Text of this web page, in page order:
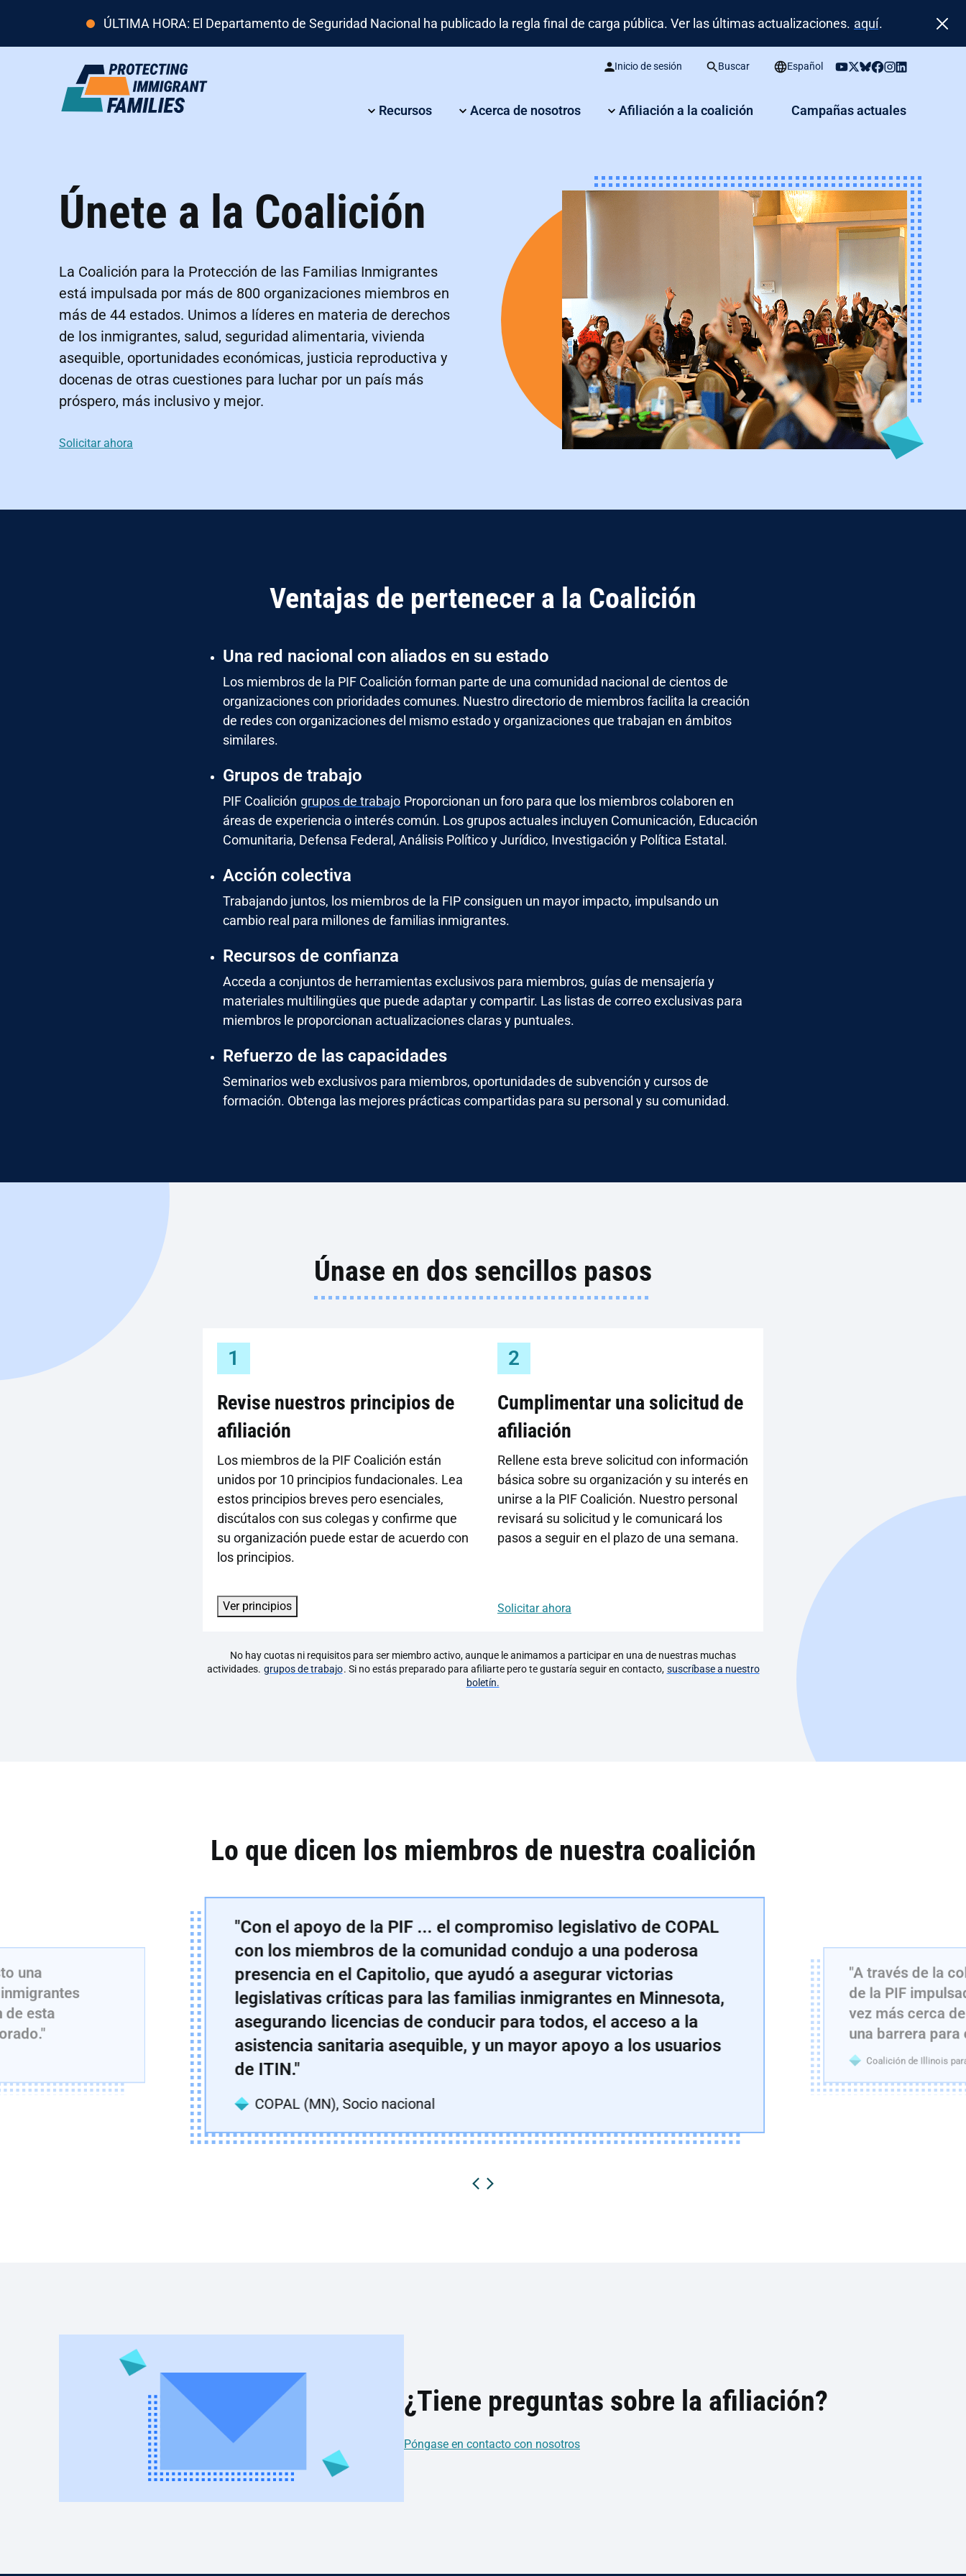
ÚLTIMA HORA: El Departamento de Seguridad Nacional ha publicado la regla final de carga pública. Ver las últimas actualizaciones. aquí.
Inicio de sesión Buscar Español
Recursos Acerca de nosotros Afiliación a la coalición Campañas actuales
Únete a la Coalición
La Coalición para la Protección de las Familias Inmigrantes
está impulsada por más de 800 organizaciones miembros en
más de 44 estados. Unimos a líderes en materia de derechos
de los inmigrantes, salud, seguridad alimentaria, vivienda
asequible, oportunidades económicas, justicia reproductiva y
docenas de otras cuestiones para luchar por un país más
próspero, más inclusivo y mejor.
Solicitar ahora
Ventajas de pertenecer a la Coalición
Una red nacional con aliados en su estado
Los miembros de la PIF Coalición forman parte de una comunidad nacional de cientos de
organizaciones con prioridades comunes. Nuestro directorio de miembros facilita la creación
de redes con organizaciones del mismo estado y organizaciones que trabajan en ámbitos
similares.
Grupos de trabajo
PIF Coalición grupos de trabajo Proporcionan un foro para que los miembros colaboren en
áreas de experiencia o interés común. Los grupos actuales incluyen Comunicación, Educación
Comunitaria, Defensa Federal, Análisis Político y Jurídico, Investigación y Política Estatal.
Acción colectiva
Trabajando juntos, los miembros de la FIP consiguen un mayor impacto, impulsando un
cambio real para millones de familias inmigrantes.
Recursos de confianza
Acceda a conjuntos de herramientas exclusivos para miembros, guías de mensajería y
materiales multilingües que puede adaptar y compartir. Las listas de correo exclusivas para
miembros le proporcionan actualizaciones claras y puntuales.
Refuerzo de las capacidades
Seminarios web exclusivos para miembros, oportunidades de subvención y cursos de
formación. Obtenga las mejores prácticas compartidas para su personal y su comunidad.
Únase en dos sencillos pasos
1
Revise nuestros principios de
afiliación
Los miembros de la PIF Coalición están
unidos por 10 principios fundacionales. Lea
estos principios breves pero esenciales,
discútalos con sus colegas y confirme que
su organización puede estar de acuerdo con
los principios.
Ver principios
2
Cumplimentar una solicitud de
afiliación
Rellene esta breve solicitud con información
básica sobre su organización y su interés en
unirse a la PIF Coalición. Nuestro personal
revisará su solicitud y le comunicará los
pasos a seguir en el plazo de una semana.
Solicitar ahora
No hay cuotas ni requisitos para ser miembro activo, aunque le animamos a participar en una de nuestras muchas
actividades. grupos de trabajo. Si no estás preparado para afiliarte pero te gustaría seguir en contacto, suscríbase a nuestro
boletín.
Lo que dicen los miembros de nuestra coalición
una
de esta
"Con el apoyo de la PIF ... el compromiso legislativo de COPAL
con los miembros de la comunidad condujo a una poderosa
presencia en el Capitolio, que ayudó a asegurar victorias
legislativas críticas para las familias inmigrantes en Minnesota,
asegurando licencias de conducir para todos, el acceso a la
asistencia sanitaria asequible, y un mayor apoyo a los usuarios
de ITIN."
COPAL (MN), Socio nacional
"A través de la
de la PIF
vez más cerca
una barrera para
Coalición de Illinois
¿Tiene preguntas sobre la afiliación?
Póngase en contacto con nosotros